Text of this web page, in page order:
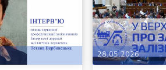
28.05.2026